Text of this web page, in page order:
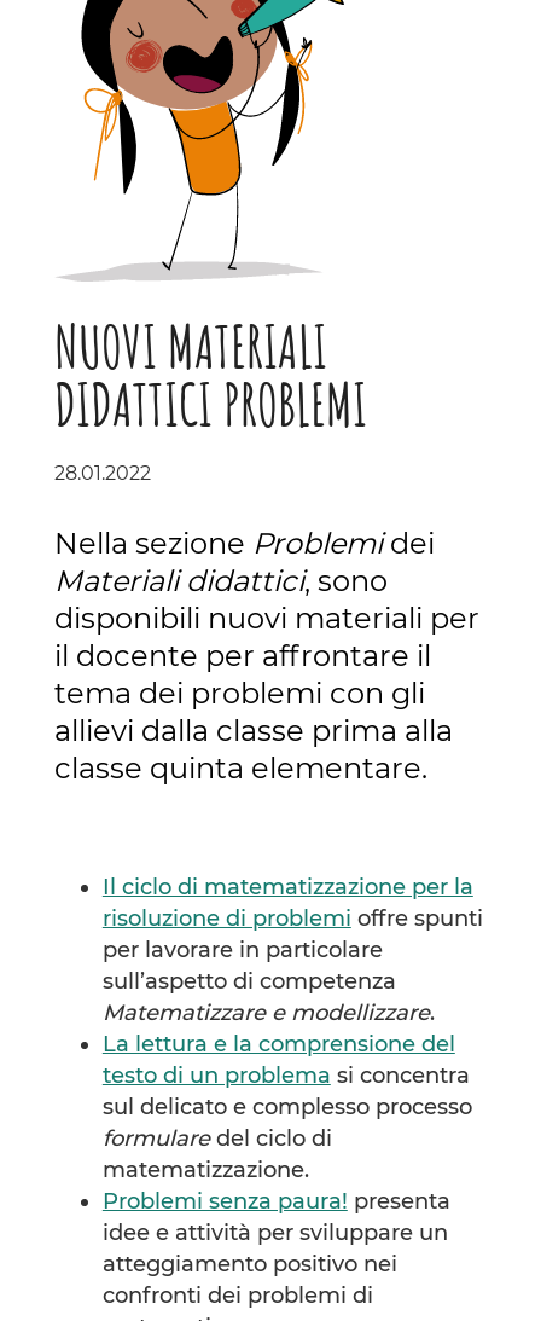
NUOVI MATERIALI
DIDATTICI PROBLEMI
28.01.2022
Nella sezione Problemidei
Materiali didattici, sono
disponibili nuovi materiali per
il docente per affrontare il
tema dei problemi con gli
allievi dalla classe prima alla
classe quinta elementare.
Il ciclo di matematizzazione per la
risoluzione di problemi offre spunti
per lavorare in particolare
sull’aspetto di competenza
Matematizzare e modellizzare.
La lettura e la comprensione del
testo di un problema si concentra
sul delicato e complesso processo
formularedel ciclo di
matematizzazione.
Problemi senza paura! presenta
idee e attività per sviluppare un
atteggiamento positivo nei
confronti dei problemi di